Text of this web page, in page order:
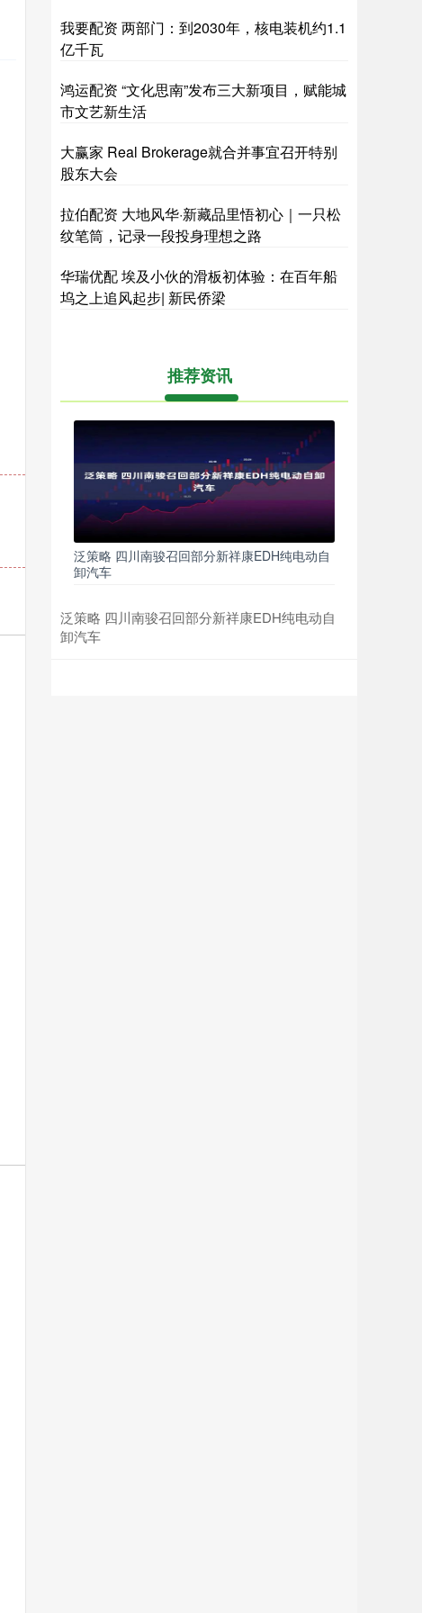
我要配资 两部门：到2030年，核电装机约1.1
亿千瓦
鸿运配资 “文化思南”发布三大新项目，赋能城
市文艺新生活
大赢家 Real Brokerage就合并事宜召开特别
股东大会
拉伯配资 大地风华·新藏品里悟初心｜一只松
纹笔筒，记录一段投身理想之路
华瑞优配 埃及小伙的滑板初体验：在百年船
坞之上追风起步| 新民侨梁
推荐资讯
泛策略 四川南骏召回部分新祥康EDH纯电动自
卸汽车
泛策略 四川南骏召回部分新祥康EDH纯电动自
卸汽车